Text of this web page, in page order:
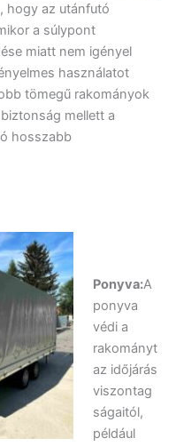
hogy az utánfutó
a súlypont
miatt nem igényel
használatot
tömegű rakományok
mellett a
hosszabb
Ponyva:A
ponyva
védi a
rakományt
az időjárás
viszontag
ságaitól,
például